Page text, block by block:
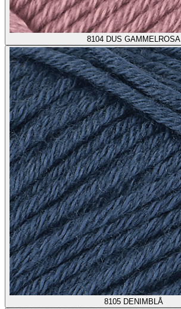
8104 DUS GAMMELROSA
8105 DENIMBLÅ